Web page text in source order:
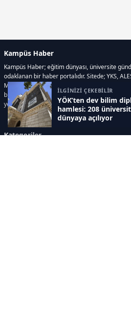
İLGİNİZİ ÇEKEBİLİR
YÖK’ten dev bilim
hamlesi: 208
dünyaya açılıyor
Kampüs Haber
Kampüs Haber; eğitim dünyası, üniversite
odaklanan bir haber portalıdır. Sitede; YKS,
Milli Eğitim Bakanlığı gelişmeleri, üniversite
bilim ve teknoloji alanındaki yenilikler ile
yer alır.
Kategoriler